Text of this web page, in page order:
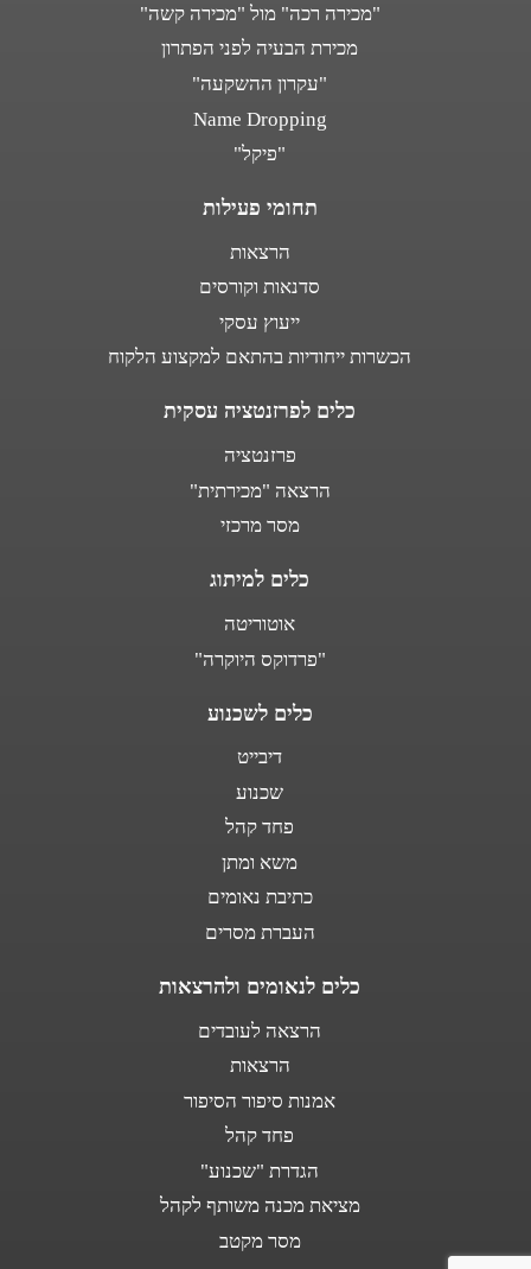
"מכירה רכה" מול "מכירה קשה"
מכירת הבעיה לפני הפתרון
"עקרון ההשקעה"
Name Dropping
"פיקל"
תחומי פעילות
הרצאות
סדנאות וקורסים
ייעוץ עסקי
הכשרות ייחודיות בהתאם למקצוע הלקוח
כלים לפרזנטציה עסקית
פרזנטציה
הרצאה "מכירתית"
מסר מרכזי
כלים למיתוג
אוטוריטה
"פרדוקס היוקרה"
כלים לשכנוע
דיבייט
שכנוע
פחד קהל
משא ומתן
כתיבת נאומים
העברת מסרים
כלים לנאומים ולהרצאות
הרצאה לעובדים
הרצאות
אמנות סיפור הסיפור
פחד קהל
הגדרת "שכנוע"
מציאת מכנה משותף לקהל
מסר מקטב